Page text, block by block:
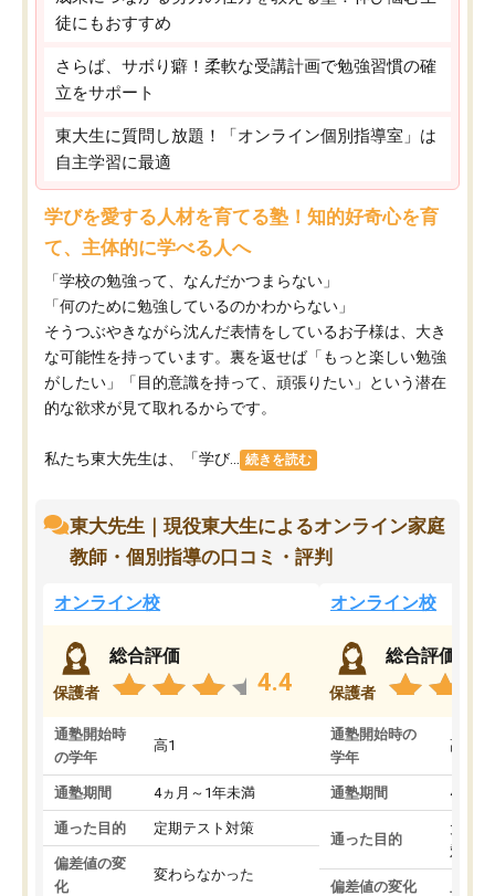
徒にもおすすめ
さらば、サボり癖！柔軟な受講計画で勉強習慣の確
立をサポート
東大生に質問し放題！「オンライン個別指導室」は
自主学習に最適
学びを愛する人材を育てる塾！知的好奇心を育
て、主体的に学べる人へ
「学校の勉強って、なんだかつまらない」
「何のために勉強しているのかわからない」
そうつぶやきながら沈んだ表情をしているお子様は、大き
な可能性を持っています。裏を返せば「もっと楽しい勉強
がしたい」「目的意識を持って、頑張りたい」という潜在
的な欲求が見て取れるからです。
私たち東大先生は、「学び... 続きを読む
東大先生｜現役東大生によるオンライン家庭
教師・個別指導の口コミ・評判
オンライン校
保護者
総合評価
4.4
通塾開始時
の学年
高1
通塾期間 4ヵ月～1年未満
通った目的 定期テスト対策
偏差値の変
化
変わらなかった
オンライン校
保護者
総合評価
通塾開始時の
学年
高3
通塾期間 4ヵ月
通った目的
大学
対策
偏差値の変化